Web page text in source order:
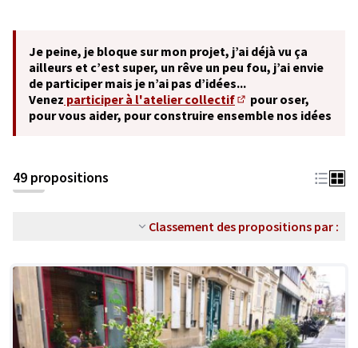
Je peine, je bloque sur mon projet, j’ai déjà vu ça
ailleurs et c’est super, un rêve un peu fou, j’ai envie
de participer mais je n’ai pas d’idées...
Venez participer à l'atelier collectif
(S'ouvre dans un
pour oser,
pour vous aider, pour construire ensemble nos idées
49 propositions
Classement des propositions par :